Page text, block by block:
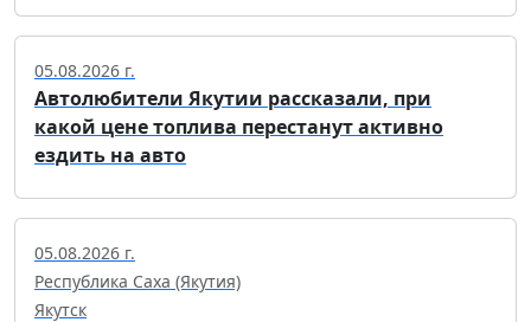
05.08.2026 г.
Автолюбители Якутии рассказали, при
какой цене топлива перестанут активно
ездить на авто
05.08.2026 г.
Республика Саха (Якутия)
Якутск